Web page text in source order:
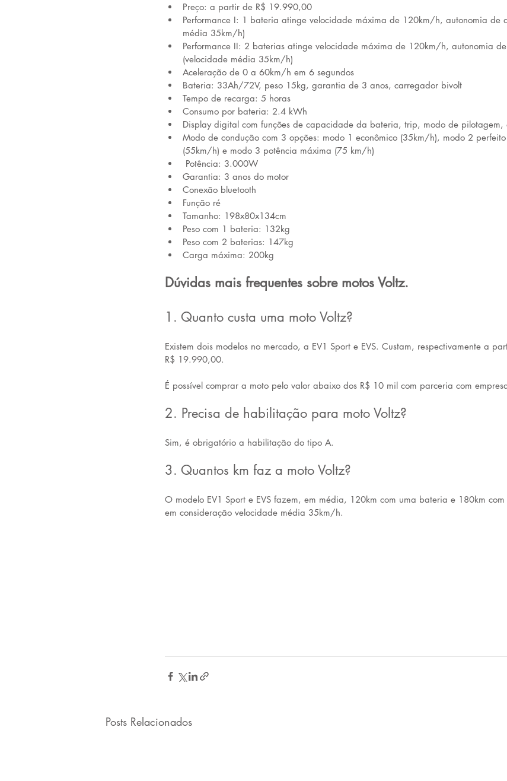
Preço: a partir de R$ 19.990,00
Performance I: 1 bateria atinge velocidade máxima de 120km/h, autonomia de
média 35km/h)
Performance II: 2 baterias atinge velocidade máxima de 120km/h, autonomia
(velocidade média 35km/h)
Aceleração de 0 a 60km/h em 6 segundos
Bateria: 33Ah/72V, peso 15kg, garantia de 3 anos, carregador bivolt
Tempo de recarga: 5 horas
Consumo por bateria: 2.4 kWh
Display digital com funções de capacidade da bateria, trip, modo de pilotagem,
Modo de condução com 3 opções: modo 1 econômico (35km/h), modo 2
(55km/h) e modo 3 potência máxima (75 km/h)
Potência: 3.000W
Garantia: 3 anos do motor
Conexão bluetooth
Função ré
Tamanho: 198x80x134cm
Peso com 1 bateria: 132kg
Peso com 2 baterias: 147kg
Carga máxima: 200kg
Dúvidas mais frequentes sobre motos Voltz.
1. Quanto custa uma moto Voltz?
Existem dois modelos no mercado, a EV1 Sport e EVS. Custam, respectivamente a
R$ 19.990,00.
É possível comprar a moto pelo valor abaixo dos R$ 10 mil com parceria com
2. Precisa de habilitação para moto Voltz?
Sim, é obrigatório a habilitação do tipo A.
3. Quantos km faz a moto Voltz?
O modelo EV1 Sport e EVS fazem, em média, 120km com uma bateria e 180km
em consideração velocidade média 35km/h.
Posts Relacionados